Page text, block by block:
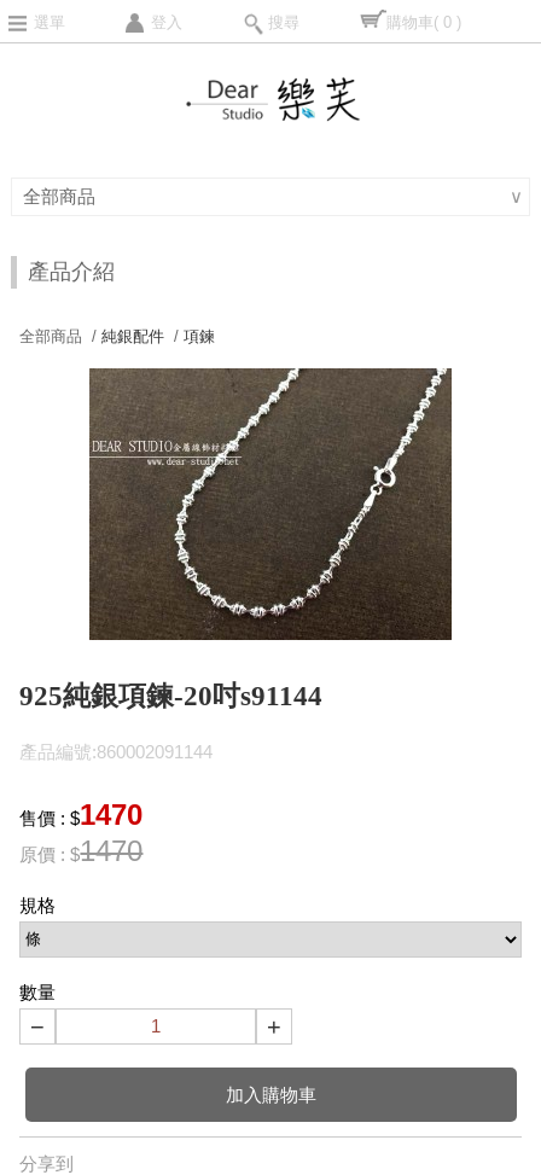
選單 登入 搜尋 購物車( 0 )
全部商品 ∨
產品介紹
全部商品 /純銀配件 /項鍊
925純銀項鍊-20吋s91144
產品編號:860002091144
售價 : $1470
原價 : $1470
規格
數量
− +
加入購物車
分享到